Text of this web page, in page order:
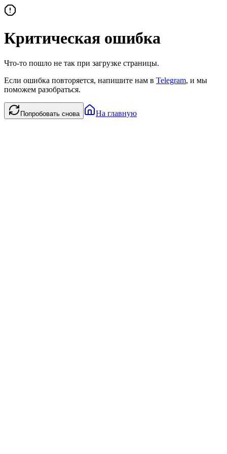
Критическая ошибка
Что-то пошло не так при загрузке страницы.
Если ошибка повторяется, напишите нам в Telegram, и мы
поможем разобраться.
Попробовать снова На главную